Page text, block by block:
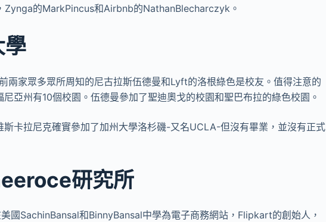
Zynga的MarkPincus和Airbnb的NathanBlecharczyk。
學
兩家眾多眾所周知的尼古拉斯伍德曼和Lyft的洛根綠色是校友。值得注意的
亞州有10個校園。伍德曼參加了聖迪奧戈的校園和聖巴布拉的綠色校園。
斯卡拉尼克確實參加了加州大學洛杉磯-又名UCLA-但沒有畢業，並沒有正式
研究所
國SachinBansal和BinnyBansal中學為電子商務網站，Flipkart的創始人，